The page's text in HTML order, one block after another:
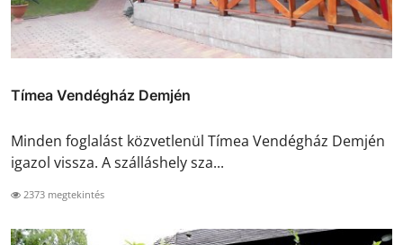
Tímea Vendégház Demjén
Minden foglalást közvetlenül Tímea Vendégház Demjén
igazol vissza. A szálláshely sza...
2373 megtekintés